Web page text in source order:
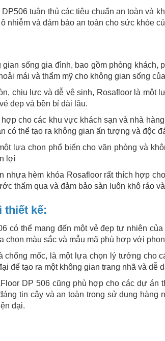
tuân thủ các tiêu chuẩn an toàn và
và đảm bảo an toàn cho sức khỏe
sống gia đình, bao gồm phòng khách,
mái và thẩm mỹ cho không gian sống
chịu lực và dễ vệ sinh, Rosafloor là một
đẹp và bền bỉ dài lâu.
cho các khu vực khách sạn và nhà
có thể tạo ra không gian ấn tượng và độc
lựa chọn phổ biến cho văn phòng và
lợi
hèm khóa Rosafloor rất thích hợp
thấm qua và đảm bảo sàn luôn khô ráo
thiết kế:
có thể mang đến một vẻ đẹp tự nhiên
màu sắc và mẫu mã phù hợp với
chống mốc, là một lựa chọn lý tưởng cho
để tạo ra một không gian trang nhã và dễ
DP 506 cũng phù hợp cho các dự án
tin cậy và an toàn trong sử dụng hàng
đại.